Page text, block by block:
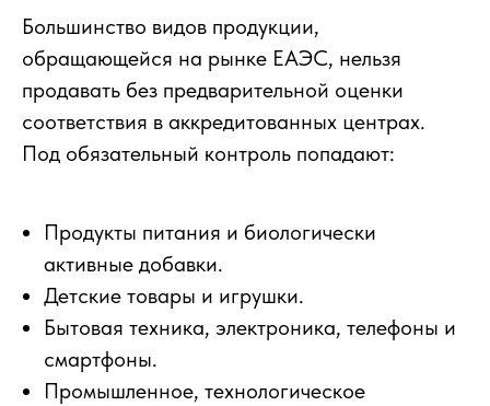
Большинство видов продукции,
обращающейся на рынке ЕАЭС, нельзя
продавать без предварительной оценки
соответствия в аккредитованных центрах.
Под обязательный контроль попадают:
Продукты питания и биологически
активные добавки.
Детские товары и игрушки.
Бытовая техника, электроника, телефоны и
смартфоны.
Промышленное, технологическое